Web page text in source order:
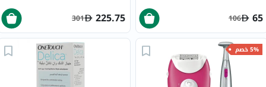
65
106
225.75
301
5% خصم